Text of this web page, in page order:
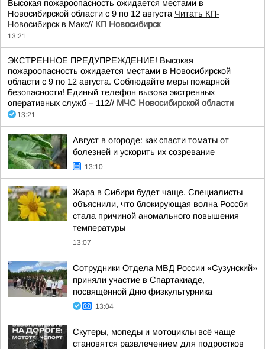
Высокая пожароопасность ожидается местами в
Новосибирской области с 9 по 12 августа Читать КП-
Новосибирск в Макс// КП Новосибирск
13:21
ЭКСТРЕННОЕ ПРЕДУПРЕЖДЕНИЕ! Высокая
пожароопасность ожидается местами в Новосибирской
области с 9 по 12 августа. Соблюдайте меры пожарной
безопасности! Единый телефон вызова экстренных
оперативных служб – 112// МЧС Новосибирской области
13:21
Август в огороде: как спасти томаты от
болезней и ускорить их созревание
13:10
Жара в Сибири будет чаще. Специалисты
объяснили, что блокирующая волна Россби
стала причиной аномального повышения
температуры
13:07
Сотрудники Отдела МВД России «Сузунский»
приняли участие в Спартакиаде,
посвящённой Дню физкультурника
13:04
Скутеры, мопеды и мотоциклы всё чаще
становятся развлечением для подростков